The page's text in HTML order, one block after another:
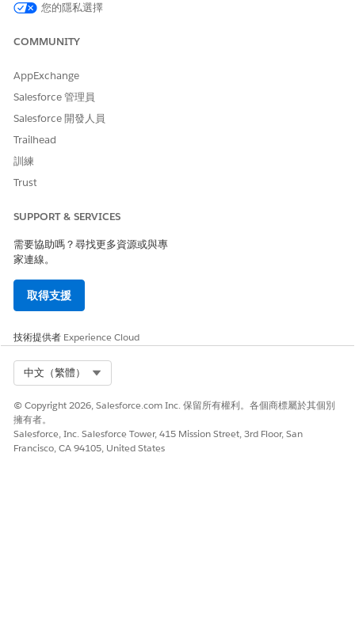
您的隱私選擇
COMMUNITY
AppExchange
Salesforce 管理員
Salesforce 開發人員
Trailhead
訓練
Trust
SUPPORT & SERVICES
需要協助嗎？尋找更多資源或與專
家連線。
取得支援
技術提供者 Experience Cloud
中文（繁體）
© Copyright 2026, Salesforce.com Inc. 保留所有權利。各個商標屬於其個別
擁有者。
Salesforce, Inc. Salesforce Tower, 415 Mission Street, 3rd Floor, San
Francisco, CA 94105, United States